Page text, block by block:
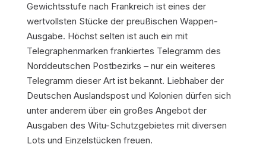
Gewichtsstufe nach Frankreich ist eines der
wertvollsten Stücke der preußischen Wappen-
Ausgabe. Höchst selten ist auch ein mit
Telegraphenmarken frankiertes Telegramm des
Norddeutschen Postbezirks – nur ein weiteres
Telegramm dieser Art ist bekannt. Liebhaber der
Deutschen Auslandspost und Kolonien dürfen sich
unter anderem über ein großes Angebot der
Ausgaben des Witu-Schutzgebietes mit diversen
Lots und Einzelstücken freuen.